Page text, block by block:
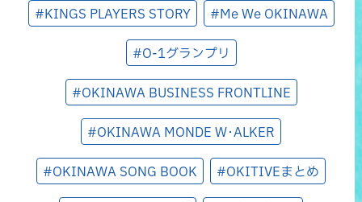
#KINGS PLAYERS STORY #Me We OKINAWA
#O-1グランプリ
#OKINAWA BUSINESS FRONTLINE
#OKINAWA MONDE W･ALKER
#OKINAWA SONG BOOK #OKITIVEまとめ